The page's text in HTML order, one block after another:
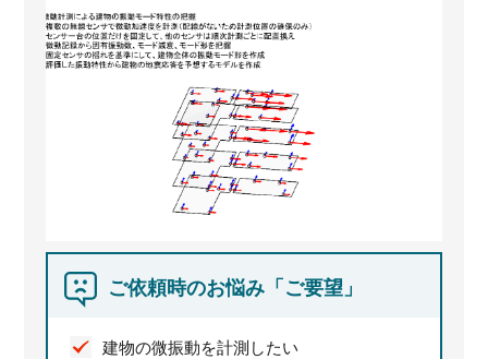
ご依頼時のお悩み「ご要望」
建物の微振動を計測したい